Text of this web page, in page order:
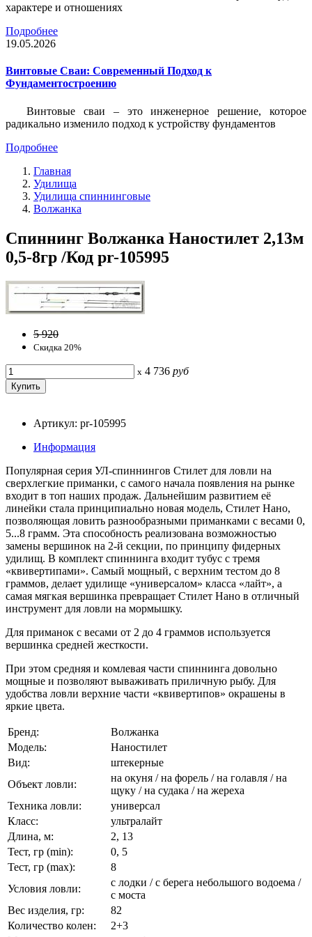
характере и отношениях
Подробнее
19.05.2026
Винтовые Сваи: Современный Подход к
Фундаментостроению
Винтовые сваи – это инженерное решение, которое
радикально изменило подход к устройству фундаментов
Подробнее
Главная
Удилища
Удилища спиннинговые
Волжанка
Спиннинг Волжанка Наностилет 2,13м
0,5-8гр /Код pr-105995
5 920
Скидка 20%
x 4 736 руб
Артикул: pr-105995
Информация
Популярная серия УЛ-спиннингов Стилет для ловли на
сверхлегкие приманки, с самого начала появления на рынке
входит в топ наших продаж. Дальнейшим развитием её
линейки стала принципиально новая модель, Стилет Нано,
позволяющая ловить разнообразными приманками с весами 0,
5...8 грамм. Эта способность реализована возможностью
замены вершинок на 2-й секции, по принципу фидерных
удилищ. В комплект спиннинга входит тубус с тремя
«квивертипами». Самый мощный, с верхним тестом до 8
граммов, делает удилище «универсалом» класса «лайт», а
самая мягкая вершинка превращает Стилет Нано в отличный
инструмент для ловли на мормышку.
Для приманок с весами от 2 до 4 граммов используется
вершинка средней жесткости.
При этом средняя и комлевая части спиннинга довольно
мощные и позволяют вываживать приличную рыбу. Для
удобства ловли верхние части «квивертипов» окрашены в
яркие цвета.
Бренд:
Волжанка
Модель:
Наностилет
Вид:
штекерные
Объект ловли:
на окуня / на форель / на голавля / на
щуку / на судака / на жереха
Техника ловли:
универсал
Класс:
ультралайт
Длина, м:
2, 13
Тест, гр (min):
0, 5
Тест, гр (max):
8
Условия ловли:
с лодки / с берега небольшого водоема /
с моста
Вес изделия, гр:
82
Количество колен:
2+3